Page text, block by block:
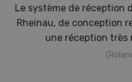
Le système de réception
Rheinau, de conception
une réception très